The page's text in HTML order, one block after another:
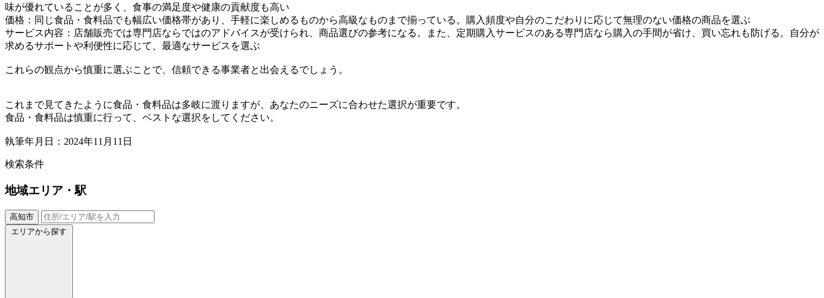
味が優れていることが多く、食事の満足度や健康の貢献度も高い
価格：同じ食品・食料品でも幅広い価格帯があり、手軽に楽しめるものから高級なものまで揃っている。購入頻度や自分のこだわりに応じて無理のない価格の商品を選ぶ
サービス内容：店舗販売では専門店ならではのアドバイスが受けられ、商品選びの参考になる。また、定期購入サービスのある専門店なら購入の手間が省け、買い忘れも防げる。自分が
求めるサポートや利便性に応じて、最適なサービスを選ぶ
これらの観点から慎重に選ぶことで、信頼できる事業者と出会えるでしょう。
これまで見てきたように食品・食料品は多岐に渡りますが、あなたのニーズに合わせた選択が重要です。
食品・食料品は慎重に行って、ベストな選択をしてください。
執筆年月日：2024年11月11日
検索条件
地域エリア・駅
高知市
エリアから探す